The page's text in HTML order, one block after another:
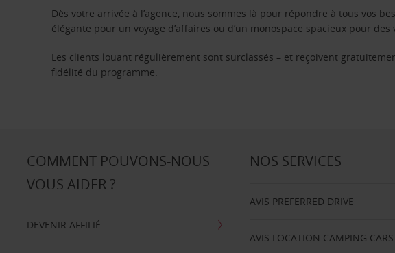
Dès votre arrivée à l’agence, nous sommes là pour répondre à tous vos
élégante pour un voyage d’affaires ou d’un monospace spacieux pour
Les clients louant régulièrement sont surclassés – et reçoivent
fidélité du programme.
COMMENT POUVONS-NOUS
VOUS AIDER ?
DEVENIR AFFILIÉ
NOS SERVICES
AVIS PREFERRED DRIVE
AVIS LOCATION CAMPING CARS